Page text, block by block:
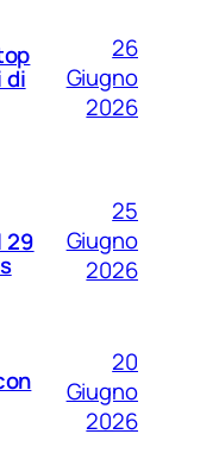
di
26
Giugno
2026
29
25
Giugno
2026
20
Giugno
2026